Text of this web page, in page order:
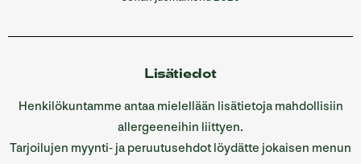
Lisätiedot
Henkilökuntamme antaa mielellään lisätietoja mahdollisiin
allergeeneihin liittyen.
Tarjoilujen myynti- ja peruutusehdot löydätte jokaisen menun